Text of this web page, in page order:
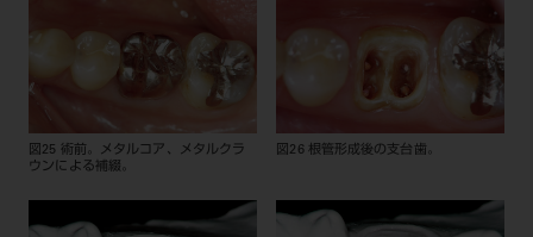
図25 術前。メタルコア、メタルクラ
ウンによる補綴。
図26 根管形成後の支台歯。